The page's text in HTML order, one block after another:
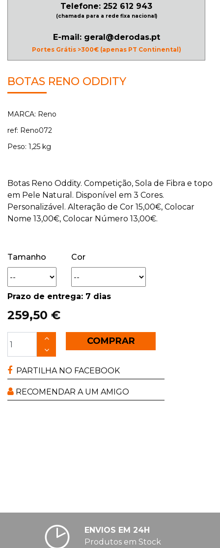
SKATES
Telefone: 252 612 943
(chamada para a rede fixa nacional)
E-mail: geral@derodas.pt
Portes Grátis >300€ (apenas PT Continental)
BOTAS RENO ODDITY
MARCA: Reno
ref: Reno072
Peso: 1,25 kg
Botas Reno Oddity. Competição, Sola de Fibra e topo
em Pele Natural. Disponível em 3 Cores.
Personalizável. Alteração de Cor 15,00€, Colocar
Nome 13,00€, Colocar Número 13,00€.
Tamanho Cor
Prazo de entrega: 7 dias
259,50 €
COMPRAR
PARTILHA NO FACEBOOK
RECOMENDAR A UM AMIGO
ENVIOS EM 24H
Produtos em Stock